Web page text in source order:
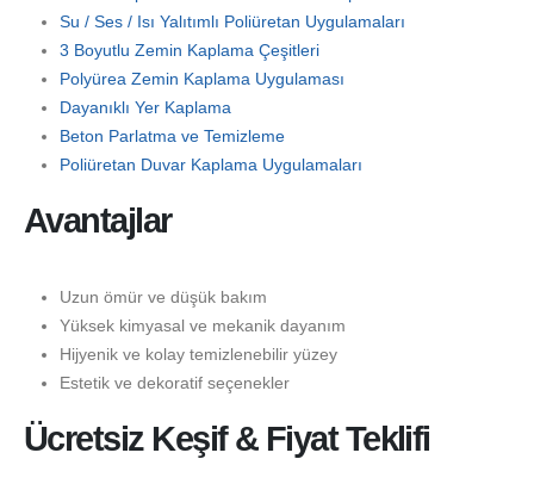
Su / Ses / Isı Yalıtımlı Poliüretan Uygulamaları
3 Boyutlu Zemin Kaplama Çeşitleri
Polyürea Zemin Kaplama Uygulaması
Dayanıklı Yer Kaplama
Beton Parlatma ve Temizleme
Poliüretan Duvar Kaplama Uygulamaları
Avantajlar
Uzun ömür ve düşük bakım
Yüksek kimyasal ve mekanik dayanım
Hijyenik ve kolay temizlenebilir yüzey
Estetik ve dekoratif seçenekler
Ücretsiz Keşif & Fiyat Teklifi